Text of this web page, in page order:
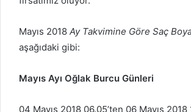
Mayıs 2018 Ay Takvimine Göre Saç
aşağıdaki gibi:
Mayıs Ayı Oğlak Burcu Günleri
04 Mayıs 2018 06.05’ten 06 Mayıs 2018